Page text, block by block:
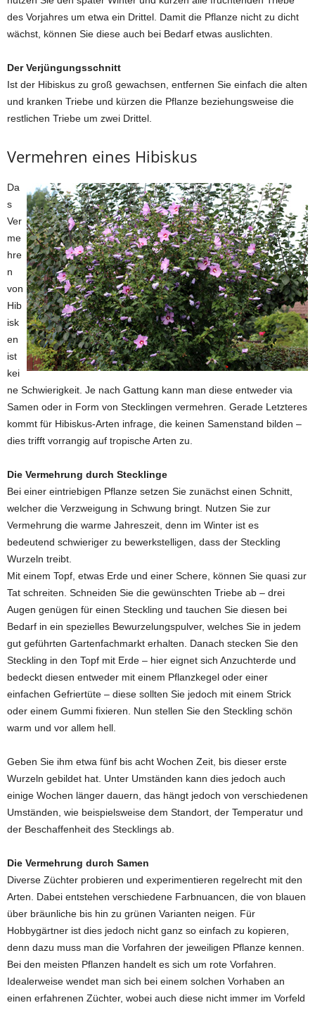
des Vorjahres um etwa ein Drittel. Damit die Pflanze nicht zu dicht
wächst, können Sie diese auch bei Bedarf etwas auslichten.
Der Verjüngungsschnitt
Ist der Hibiskus zu groß gewachsen, entfernen Sie einfach die alten
und kranken Triebe und kürzen die Pflanze beziehungsweise die
restlichen Triebe um zwei Drittel.
Vermehren eines Hibiskus
Da
s
Ver
me
hre
n
von
Hib
isk
en
ist
kei
ne Schwierigkeit. Je nach Gattung kann man diese entweder via
Samen oder in Form von Stecklingen vermehren. Gerade Letzteres
kommt für Hibiskus-Arten infrage, die keinen Samenstand bilden –
dies trifft vorrangig auf tropische Arten zu.
Die Vermehrung durch Stecklinge
Bei einer eintriebigen Pflanze setzen Sie zunächst einen Schnitt,
welcher die Verzweigung in Schwung bringt. Nutzen Sie zur
Vermehrung die warme Jahreszeit, denn im Winter ist es
bedeutend schwieriger zu bewerkstelligen, dass der Steckling
Wurzeln treibt.
Mit einem Topf, etwas Erde und einer Schere, können Sie quasi zur
Tat schreiten. Schneiden Sie die gewünschten Triebe ab – drei
Augen genügen für einen Steckling und tauchen Sie diesen bei
Bedarf in ein spezielles Bewurzelungspulver, welches Sie in jedem
gut geführten Gartenfachmarkt erhalten. Danach stecken Sie den
Steckling in den Topf mit Erde – hier eignet sich Anzuchterde und
bedeckt diesen entweder mit einem Pflanzkegel oder einer
einfachen Gefriertüte – diese sollten Sie jedoch mit einem Strick
oder einem Gummi fixieren. Nun stellen Sie den Steckling schön
warm und vor allem hell.
Geben Sie ihm etwa fünf bis acht Wochen Zeit, bis dieser erste
Wurzeln gebildet hat. Unter Umständen kann dies jedoch auch
einige Wochen länger dauern, das hängt jedoch von verschiedenen
Umständen, wie beispielsweise dem Standort, der Temperatur und
der Beschaffenheit des Stecklings ab.
Die Vermehrung durch Samen
Diverse Züchter probieren und experimentieren regelrecht mit den
Arten. Dabei entstehen verschiedene Farbnuancen, die von blauen
über bräunliche bis hin zu grünen Varianten neigen. Für
Hobbygärtner ist dies jedoch nicht ganz so einfach zu kopieren,
denn dazu muss man die Vorfahren der jeweiligen Pflanze kennen.
Bei den meisten Pflanzen handelt es sich um rote Vorfahren.
Idealerweise wendet man sich bei einem solchen Vorhaben an
einen erfahrenen Züchter, wobei auch diese nicht immer im Vorfeld